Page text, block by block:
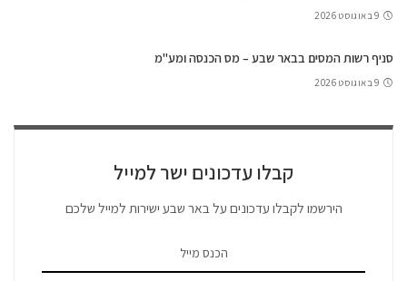
9 באוגוסט 2026
סניף רשות המסים בבאר שבע – מס הכנסה ומע"מ
9 באוגוסט 2026
קבלו עדכונים ישר למייל
הירשמו לקבלו עדכונים על באר שבע ישירות למייל שלכם